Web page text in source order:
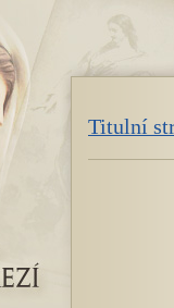
Titulní